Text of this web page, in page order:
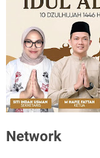
Network